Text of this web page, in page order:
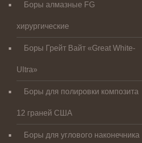
Боры алмазные FG
хирургические
Боры Грейт Вайт «Great White-
Ultra»
Боры для полировки композита
12 граней США
Боры для углового наконечника